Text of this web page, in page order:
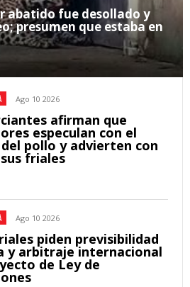
abatido fue desollado y
presumen que estaba en
Ago 10 2026
afirman que
especulan con el
pollo y advierten con
friales
Ago 10 2026
piden previsibilidad
y arbitraje internacional
de Ley de